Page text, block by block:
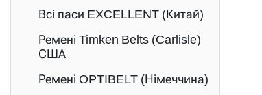
Всі паси EXCELLENT (Китай)
Ремені Timken Belts (Carlisle)
США
Ремені OPTIBELT (Німеччина)